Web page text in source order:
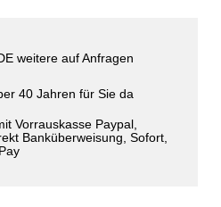
weitere auf Anfragen
40 Jahren für Sie da
Vorrauskasse Paypal,
Banküberweisung, Sofort,